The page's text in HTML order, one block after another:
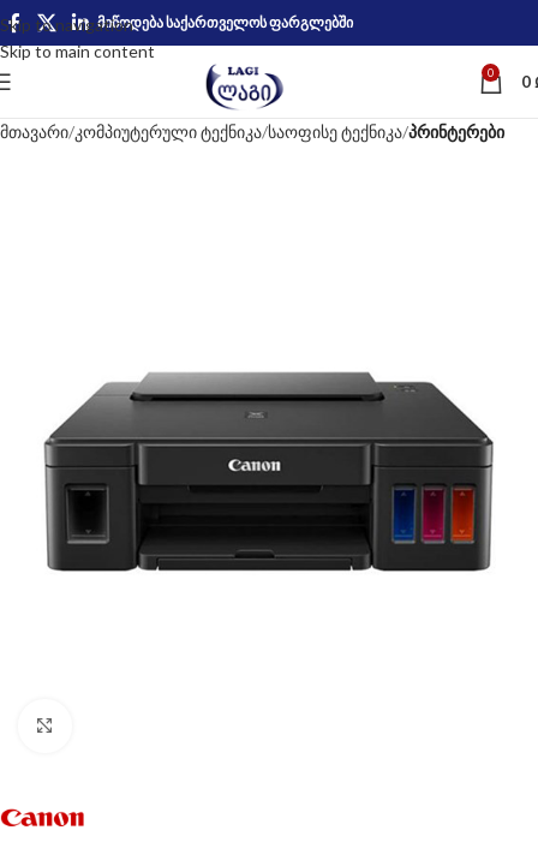
Skip to navigation
Skip to main content
მიწოდება საქართველოს ფარგლებში
0 0
მთავარი კომპიუტერული ტექნიკა საოფისე ტექნიკა პრინტერები